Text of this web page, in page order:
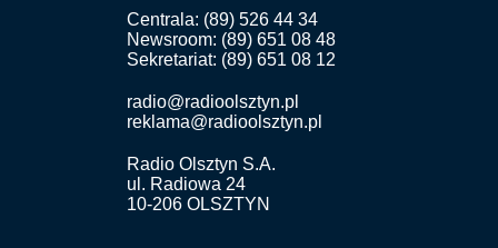
Centrala: (89) 526 44 34
Newsroom: (89) 651 08 48
Sekretariat: (89) 651 08 12
radio@radioolsztyn.pl
reklama@radioolsztyn.pl
Radio Olsztyn S.A.
ul. Radiowa 24
10-206 OLSZTYN